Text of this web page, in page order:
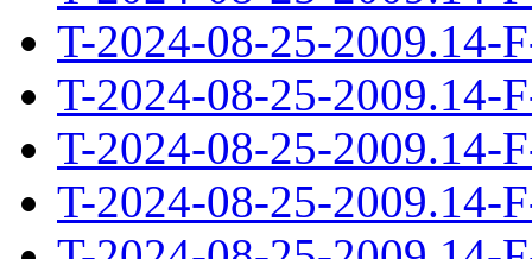
T-2024-08-25-2009.14-
T-2024-08-25-2009.14-
T-2024-08-25-2009.14-
T-2024-08-25-2009.14-